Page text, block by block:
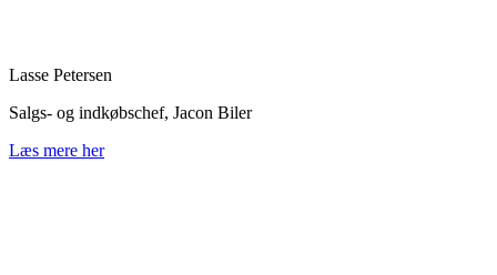
Lasse Petersen
Salgs- og indkøbschef, Jacon Biler
Læs mere her